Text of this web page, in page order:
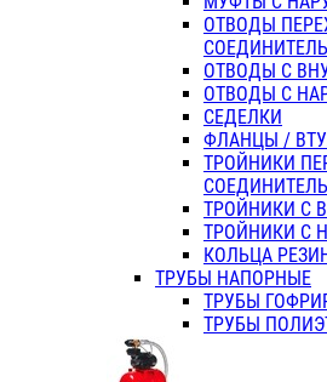
ОТВОДЫ
ОТВОДЫ С
ОТВОДЫ С
СЕДЕЛКИ
ФЛАНЦЫ /
ТРОЙНИКИ
ТРОЙНИКИ С
ТРОЙНИКИ С
КОЛЬЦА
ТРУБЫ НАПОРНЫЕ
ТРУБЫ
ТРУБЫ